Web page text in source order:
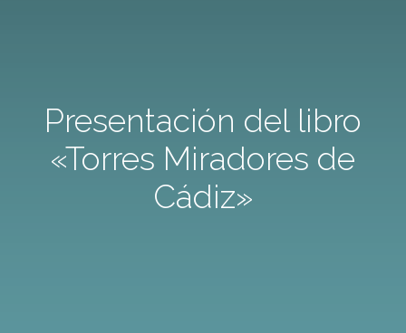
Presentación del libro
«Torres Miradores de
Cádiz»